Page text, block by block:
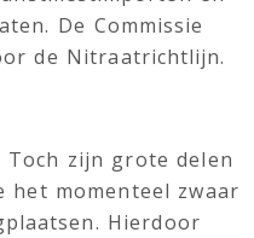
De Commissie
de Nitraatrichtlijn.
Toch zijn grote delen
het momenteel zwaar
Hierdoor